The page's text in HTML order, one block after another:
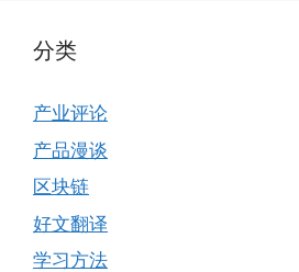
分类
产业评论
产品漫谈
区块链
好文翻译
学习方法